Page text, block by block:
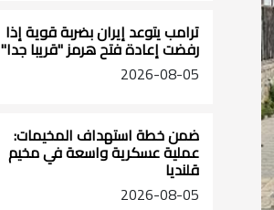
ترامب يتوعد إيران بضربة قوية إذا
رفضت إعادة فتح هرمز "قريبا جدا"
2026-08-05
ضمن خطة استهداف المخيمات:
عملية عسكرية واسعة في مخيم
قلنديا
2026-08-05